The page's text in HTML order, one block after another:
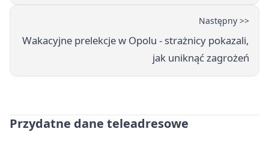
Następny >>
Wakacyjne prelekcje w Opolu - strażnicy pokazali,
jak uniknąć zagrożeń
Przydatne dane teleadresowe